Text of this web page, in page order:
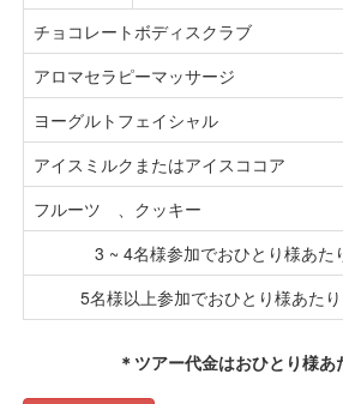
チョコレートボディスクラブ
アロマセラピーマッサージ
ヨーグルトフェイシャル
アイスミルクまたはアイスココア
フルーツ 、クッキー
3 ~ 4名様参加でおひとり様あた
5名様以上参加でおひとり様あた
＊ツアー代金はおひとり様あ